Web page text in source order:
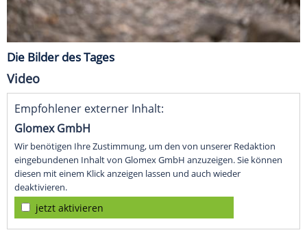
Die Bilder des Tages
Video
Empfohlener externer Inhalt:
Glomex GmbH
Wir benötigen Ihre Zustimmung, um den von unserer Redaktion
eingebundenen Inhalt von Glomex GmbH anzuzeigen. Sie können
diesen mit einem Klick anzeigen lassen und auch wieder
deaktivieren.
jetzt aktivieren